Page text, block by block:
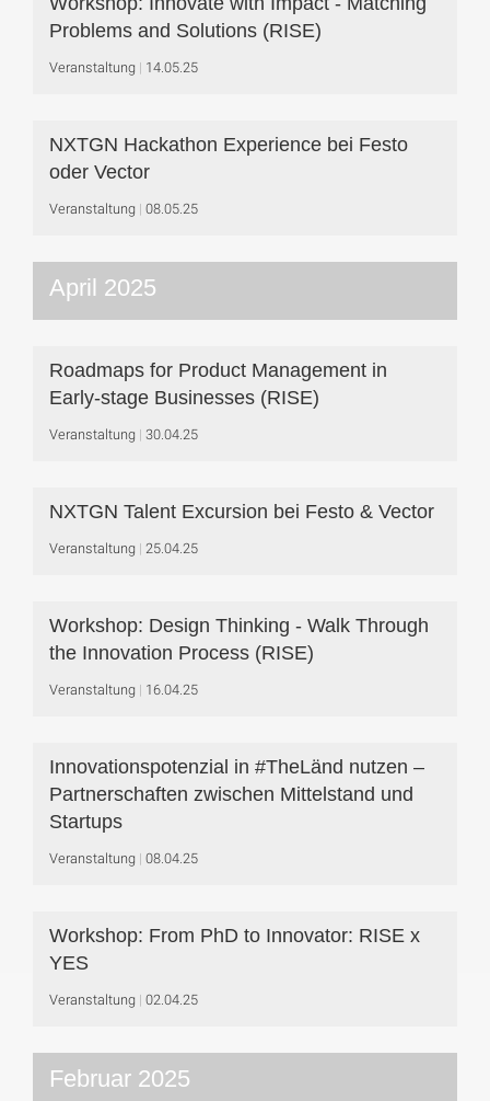
Problems and Solutions (RISE)
Veranstaltung 14.05.25
NXTGN Hackathon Experience bei Festo
oder Vector
Veranstaltung 08.05.25
April 2025
Roadmaps for Product Management in
Early-stage Businesses (RISE)
Veranstaltung 30.04.25
NXTGN Talent Excursion bei Festo & Vector
Veranstaltung 25.04.25
Workshop: Design Thinking - Walk Through
the Innovation Process (RISE)
Veranstaltung 16.04.25
Innovationspotenzial in #TheLänd nutzen –
Partnerschaften zwischen Mittelstand und
Startups
Veranstaltung 08.04.25
Workshop: From PhD to Innovator: RISE x
YES
Veranstaltung 02.04.25
Februar 2025